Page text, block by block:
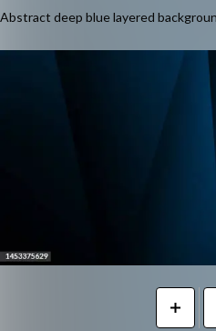
Abstract deep blue layered